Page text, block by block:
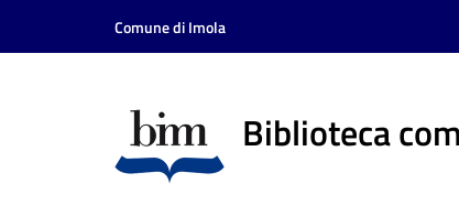
Vai al contenuto
Vai alla navigazione
Comune di Imola
Biblioteca